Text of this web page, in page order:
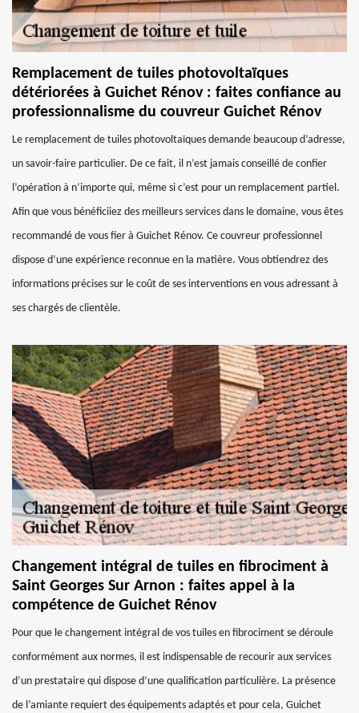
Remplacement de tuiles photovoltaïques
détériorées à Guichet Rénov : faites confiance au
professionnalisme du couvreur Guichet Rénov
Le remplacement de tuiles photovoltaïques demande beaucoup d’adresse,
un savoir-faire particulier. De ce fait, il n’est jamais conseillé de confier
l’opération à n’importe qui, même si c’est pour un remplacement partiel.
Afin que vous bénéficiiez des meilleurs services dans le domaine, vous êtes
recommandé de vous fier à Guichet Rénov. Ce couvreur professionnel
dispose d’une expérience reconnue en la matière. Vous obtiendrez des
informations précises sur le coût de ses interventions en vous adressant à
ses chargés de clientèle.
Changement intégral de tuiles en fibrociment à
Saint Georges Sur Arnon : faites appel à la
compétence de Guichet Rénov
Pour que le changement intégral de vos tuiles en fibrociment se déroule
conformément aux normes, il est indispensable de recourir aux services
d’un prestataire qui dispose d’une qualification particulière. La présence
de l’amiante requiert des équipements adaptés et pour cela, Guichet